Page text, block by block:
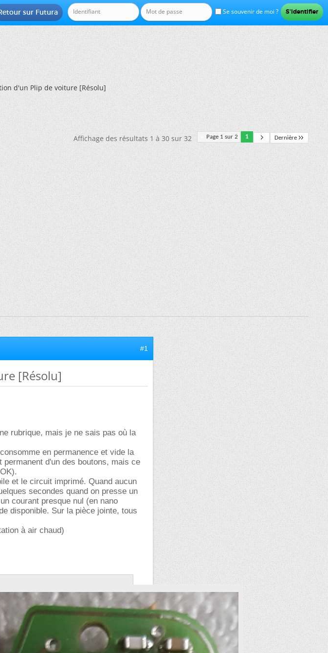
Se souvenir de moi ?
sur Futura
d'un Plip de voiture [Résolu]
Page 1 sur 2 1 Dernière
Affichage des résultats 1 à 30 sur 32
#1
[Résolu]
rubrique, mais je ne sais pas où la
en permanence et vide la
d'un des boutons, mais ce
et le circuit imprimé. Quand aucun
secondes quand on presse un
courant presque nul (en nano
disponible. Sur la pièce jointe, tous
à air chaud)